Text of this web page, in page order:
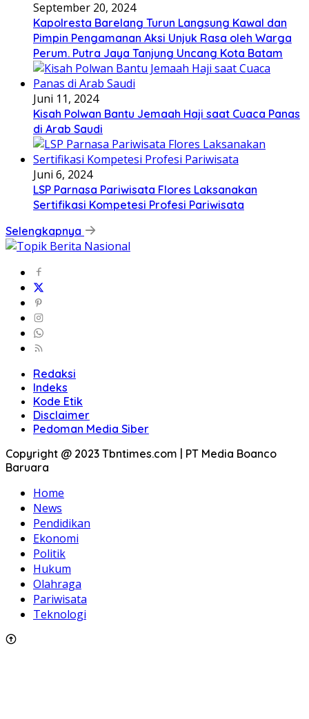
September 20, 2024
Kapolresta Barelang Turun Langsung Kawal dan
Pimpin Pengamanan Aksi Unjuk Rasa oleh Warga
Perum. Putra Jaya Tanjung Uncang Kota Batam
Juni 11, 2024
Kisah Polwan Bantu Jemaah Haji saat Cuaca Panas
di Arab Saudi
Juni 6, 2024
LSP Parnasa Pariwisata Flores Laksanakan
Sertifikasi Kompetesi Profesi Pariwisata
Selengkapnya
Redaksi
Indeks
Kode Etik
Disclaimer
Pedoman Media Siber
Copyright @ 2023 Tbntimes.com | PT Media Boanco
Baruara
Home
News
Pendidikan
Ekonomi
Politik
Hukum
Olahraga
Pariwisata
Teknologi